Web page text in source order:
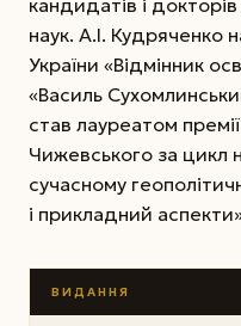
кандидатів і
наук. А.І.
України «Відмінник
«Василь
став лауреатом
Чижевського за цикл
сучасному
і прикладний
ВИДАННЯ